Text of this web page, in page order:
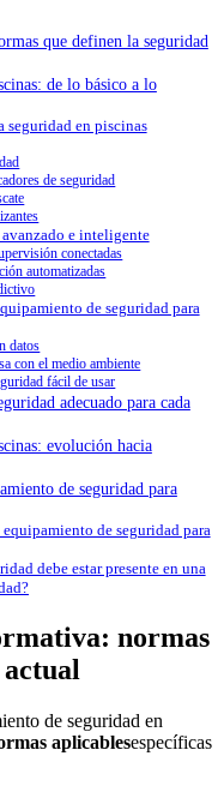
que definen la seguridad
de lo básico a lo
seguridad en piscinas
de seguridad
e inteligente
conectadas
automatizadas
de seguridad para
datos
con el medio ambiente
fácil de usar
adecuado para cada
evolución hacia
de seguridad para
de seguridad para
debe estar presente en una
normas
de seguridad en
aplicablesespecíficas